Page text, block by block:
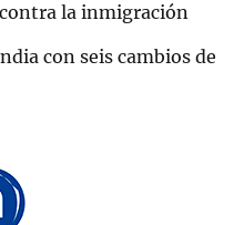
la inmigración
con seis cambios de